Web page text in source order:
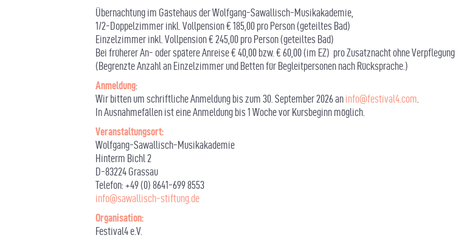
Übernachtung im Gästehaus der Wolfgang-Sawallisch-Musikakademie,
1/2-Doppelzimmer inkl. Vollpension € 185,00 pro Person (geteiltes Bad)
Einzelzimmer inkl. Vollpension € 245,00 pro Person (geteiltes Bad)
Bei früherer An- oder spätere Anreise € 40,00 bzw. € 60,00 (im EZ) pro Zusatznacht ohne Verpflegung
(Begrenzte Anzahl an Einzelzimmer und Betten für Begleitpersonen nach Rücksprache.)
Anmeldung:
Wir bitten um schriftliche Anmeldung bis zum 30. September 2026 an info@festival4.com
In Ausnahmefällen ist eine Anmeldung bis 1 Woche vor Kursbeginn möglich.
Veranstaltungsort:
Wolfgang-Sawallisch-Musikakademie
Hinterm Bichl 2
D-83224 Grassau
Telefon: +49 (0) 8641-699 8553
info@sawallisch-stiftung.de
Organisation:
Festival4 e.V.